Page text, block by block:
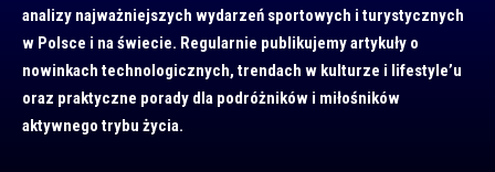
analizy najważniejszych wydarzeń sportowych i turystycznych
w Polsce i na świecie. Regularnie publikujemy artykuły o
nowinkach technologicznych, trendach w kulturze i lifestyle’u
oraz praktyczne porady dla podróżników i miłośników
aktywnego trybu życia.